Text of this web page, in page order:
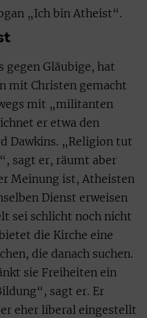
„Ich bin Atheist“.
gegen Gläubige, hat
mit Christen gemacht
mit „militanten
er etwa den
Dawkins. „Religion tut
sagt er, räumt aber
Meinung ist, Atheisten
Dienst erweisen
sei schlicht noch nicht
die Kirche eine
die danach suchen.
sie Freiheiten ein
sagt er. Er
eher liberal eingestellt